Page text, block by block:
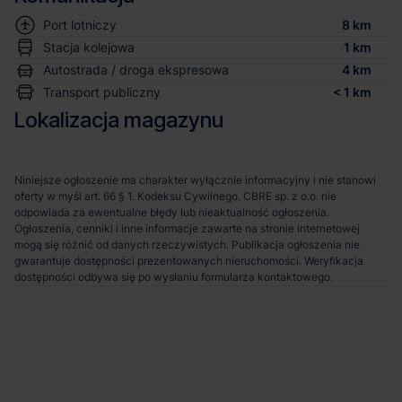
Port lotniczy
8 km
Stacja kolejowa
1 km
Autostrada / droga ekspresowa
4 km
Transport publiczny
< 1 km
Lokalizacja magazynu
Niniejsze ogłoszenie ma charakter wyłącznie informacyjny i nie stanowi
oferty w myśl art. 66 § 1. Kodeksu Cywilnego. CBRE sp. z o.o. nie
odpowiada za ewentualne błędy lub nieaktualność ogłoszenia.
Ogłoszenia, cenniki i inne informacje zawarte na stronie internetowej
mogą się różnić od danych rzeczywistych. Publikacja ogłoszenia nie
gwarantuje dostępności prezentowanych nieruchomości. Weryfikacja
dostępności odbywa się po wysłaniu formularza kontaktowego.